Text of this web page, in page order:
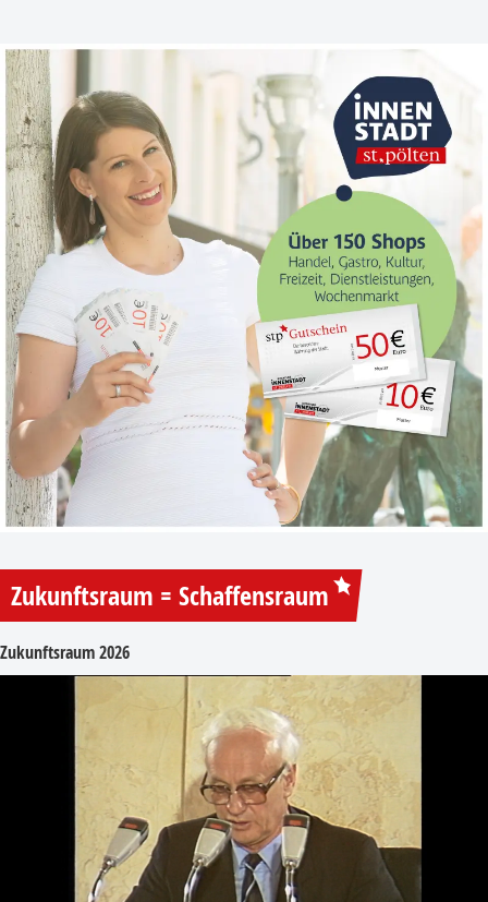
Zukunftsraum = Schaffensraum
Zukunftsraum 2026